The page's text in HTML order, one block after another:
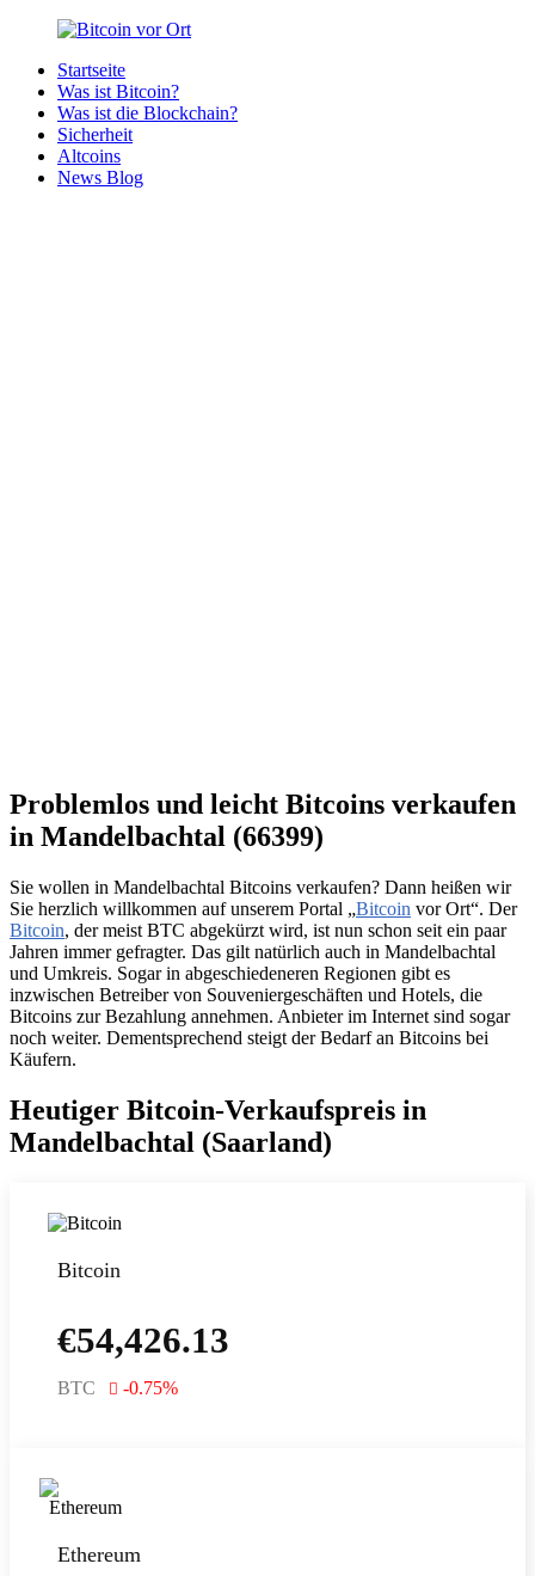
Zurück
Inhalt
Bitcoin
Bitcoins
deiner
Region
Startseite
Was ist Bitcoin?
Was ist die Blockchain?
Sicherheit
Altcoins
News Blog
Problemlos und leicht Bitcoins verkaufen
in Mandelbachtal (66399)
Sie wollen in Mandelbachtal Bitcoins verkaufen? Dann heißen wir
Sie herzlich willkommen auf unserem Portal „Bitcoin vor Ort“. Der
Bitcoin, der meist BTC abgekürzt wird, ist nun schon seit ein paar
Jahren immer gefragter. Das gilt natürlich auch in Mandelbachtal
und Umkreis. Sogar in abgeschiedeneren Regionen gibt es
inzwischen Betreiber von Souveniergeschäften und Hotels, die
Bitcoins zur Bezahlung annehmen. Anbieter im Internet sind sogar
noch weiter. Dementsprechend steigt der Bedarf an Bitcoins bei
Käufern.
Heutiger Bitcoin-Verkaufspreis in
Mandelbachtal (Saarland)
Bitcoin
€54,426.13
BTC -0.75%
Ethereum